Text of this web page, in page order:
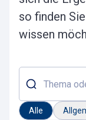
so finden
wissen
Thema oder
Alle